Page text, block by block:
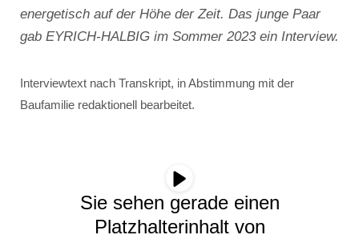
energetisch auf der Höhe der Zeit. Das junge Paar
gab EYRICH-HALBIG im Sommer 2023 ein Interview.
Interviewtext nach Transkript, in Abstimmung mit der
Baufamilie redaktionell bearbeitet.
Sie sehen gerade einen
Platzhalterinhalt von